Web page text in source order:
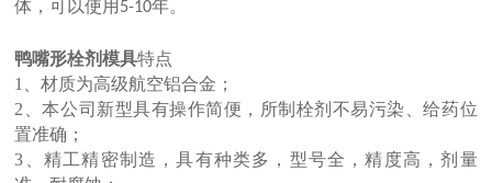
体，可以使用 5-10年。
鸭嘴形栓剂模具特点
1
、材质为高级航空铝合金；
2、本公司新型具有操作简便，所制栓剂不易污染、给药位
置准确；
3、精工精密制造，具有种类多，型号全，精度高，剂量